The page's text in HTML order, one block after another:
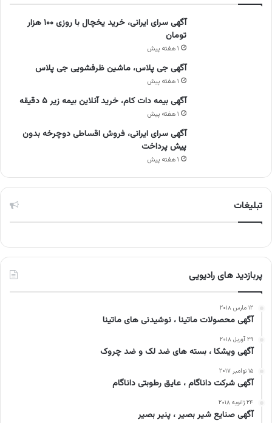
آگهی سرای ایرانی، خرید یخچال با روزی ۱۰۰ هزار
تومان
۱ هفته پیش
آگهی جی پلاس، ماشین ظرفشویی جی پلاس
۱ هفته پیش
آگهی بیمه دات کام، خرید آنلاین بیمه زیر ۵ دقیقه
۱ هفته پیش
آگهی سرای ایرانی، فروش اقساطی دوچرخه بدون
پیش پرداخت
۱ هفته پیش
تبلیغات
پربازدید های رادیویی
۱۲ مارس ۲۰۱۸
آگهی محصولات ماتینا ، نوشیدنی های ماتینا
۲۹ آوریل ۲۰۱۸
آگهی ویشکا ، بسته های ضد لک و ضد چروک
۱۵ نوامبر ۲۰۱۷
آگهی شركت داناگام ، عایق رطوبتی داناگام
۲۴ ژانویه ۲۰۱۸
آگهی صنایع شیر بصیر ، پنیر بصیر